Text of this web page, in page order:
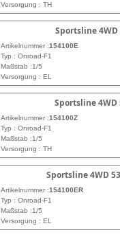
Versorgung : TH
Sportsline 4WD
Artikelnummer :154100E
Typ : Onroad-F1
Maßstab :1/5
Versorgung : EL
Sportsline 4WD
Artikelnummer :154100Z
Typ : Onroad-F1
Maßstab :1/5
Versorgung : TH
Sportsline 4WD
Artikelnummer :154100ER
Typ : Onroad-F1
Maßstab :1/5
Versorgung : EL